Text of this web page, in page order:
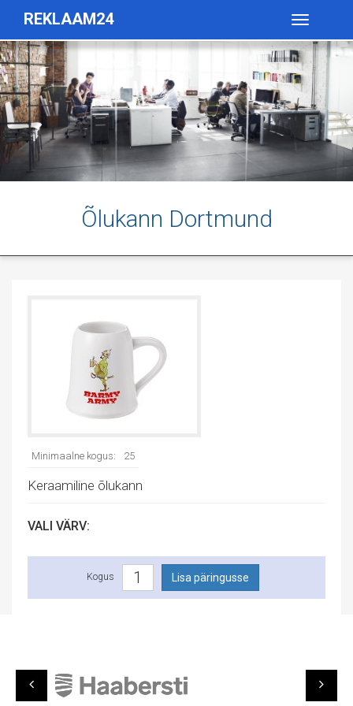
REKLAAM24
Toggle
Õlukann Dortmund
Minimaalne kogus: 25
Keraamiline õlukann
VALI VÄRV:
Kogus